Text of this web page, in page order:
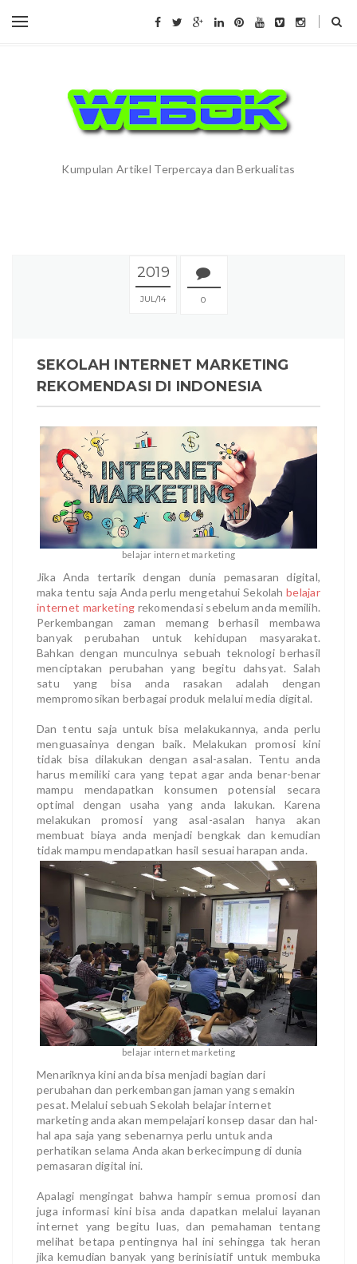
Kumpulan Artikel Terpercaya dan Berkualitas
2019
JUL 14 0
SEKOLAH INTERNET MARKETING
REKOMENDASI DI INDONESIA
belajar internet marketing
Jika Anda tertarik dengan dunia pemasaran digital,
maka tentu saja Anda perlu mengetahui Sekolahbelajar
internet marketing rekomendasi sebelum anda memilih.
Perkembangan zaman memang berhasil membawa
banyak perubahan untuk kehidupan masyarakat.
Bahkan dengan munculnya sebuah teknologi berhasil
menciptakan perubahan yang begitu dahsyat. Salah
satu yang bisa anda rasakan adalah dengan
mempromosikan berbagai produk melalui media digital.
Dan tentu saja untuk bisa melakukannya, anda perlu
menguasainya dengan baik. Melakukan promosi kini
tidak bisa dilakukan dengan asal-asalan. Tentu anda
harus memiliki cara yang tepat agar anda benar-benar
mampu mendapatkan konsumen potensial secara
optimal dengan usaha yang anda lakukan. Karena
melakukan promosi yang asal-asalan hanya akan
membuat biaya anda menjadi bengkak dan kemudian
tidak mampu mendapatkan hasil sesuai harapan anda.
belajar internet marketing
Menariknya kini anda bisa menjadi bagian dari
perubahan dan perkembangan jaman yang semakin
pesat. Melalui sebuah Sekolah belajar internet
marketing anda akan mempelajari konsep dasar dan hal-
hal apa saja yang sebenarnya perlu untuk anda
perhatikan selama Anda akan berkecimpung di dunia
pemasaran digital ini.
Apalagi mengingat bahwa hampir semua promosi dan
juga informasi kini bisa anda dapatkan melalui layanan
internet yang begitu luas, dan pemahaman tentang
melihat betapa pentingnya hal ini sehingga tak heran
jika kemudian banyak yang berinisiatif untuk membuka